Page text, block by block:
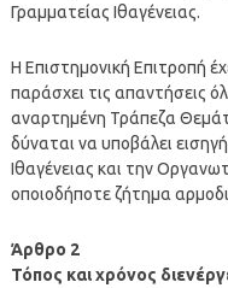
Γραμματείας Ιθαγένειας.
Η Επιστημονική Επιτροπή
παράσχει τις απαντήσεις
αναρτημένη Τράπεζα
δύναται να υποβάλει
Ιθαγένειας και την
οποιοδήποτε ζήτημα
Άρθρο 2
Τόπος και χρόνος